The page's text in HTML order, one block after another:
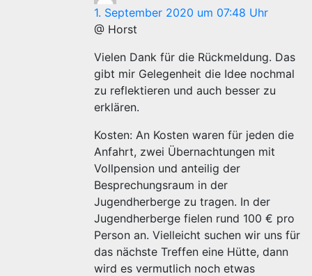
1. September 2020 um 07:48 Uhr
@ Horst
Vielen Dank für die Rückmeldung. Das
gibt mir Gelegenheit die Idee nochmal
zu reflektieren und auch besser zu
erklären.
Kosten: An Kosten waren für jeden die
Anfahrt, zwei Übernachtungen mit
Vollpension und anteilig der
Besprechungsraum in der
Jugendherberge zu tragen. In der
Jugendherberge fielen rund 100 € pro
Person an. Vielleicht suchen wir uns für
das nächste Treffen eine Hütte, dann
wird es vermutlich noch etwas